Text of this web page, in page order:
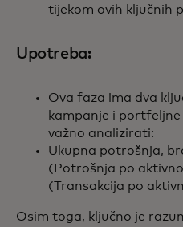
tijekom ovih ključnih
Upotreba:
Ova faza ima dva
kampanje i portfeljne
važno analizirati:
Ukupna potrošnja,
(Potrošnja po
(Transakcija po
Osim toga, ključno je